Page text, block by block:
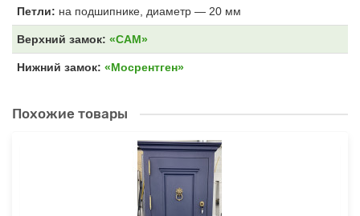
Петли: на подшипнике, диаметр — 20 мм
Верхний замок: «САМ»
Нижний замок: «Мосрентген»
Похожие товары